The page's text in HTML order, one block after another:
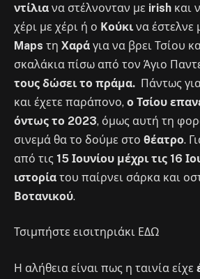
ντίλια να στέλνονταν με irish και
χέρι με χέρι ή ο Κούκινα έστελνε
Maps τη Χαρά για να βρει Τσίου
σκαλάκια πίσω από τον Άγιο
τους δώσει το πράμα. Πάντως
και έχετε παράπονο, ο Τσίου
όντως το 2023, όμως αυτή τη
σινεμά θα το δούμε στο θέατρο.
από τις 15 Ιουνίου μέχρι τις 16
ιστορία του παίρνει σάρκα και
Βοτανικού.
Τσιμπήστε εισιτηριάκι ΕΔΩ
Η αλήθεια είναι πως η ταινία είχε